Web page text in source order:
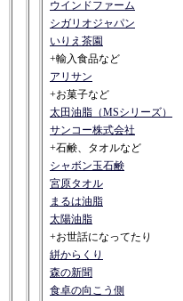
ウインドファーム
シガリオジャパン
いりえ茶園
+輸入食品など
アリサン
+お菓子など
太田油脂（MSシリーズ）
サンコー株式会社
+石鹸、タオルなど
シャボン玉石鹸
宮原タオル
まるは油脂
太陽油脂
+お世話になってたり
絣からくり
森の新聞
食卓の向こう側